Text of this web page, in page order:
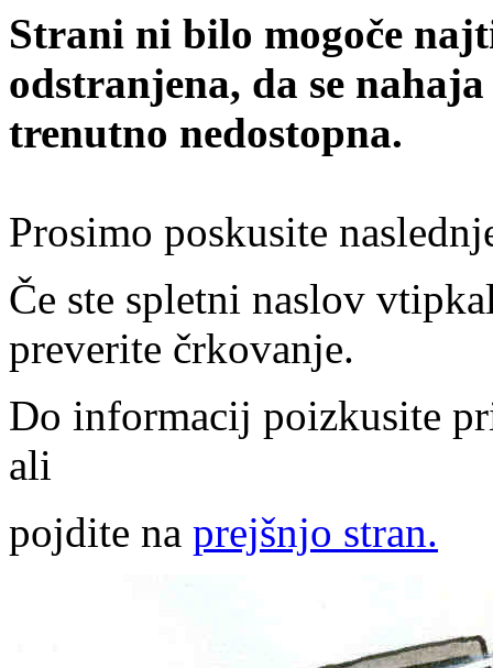
Strani ni bilo mogoče
odstranjena, da se
trenutno nedostopna.
Prosimo poskusite
Če ste spletni naslov
preverite črkovanje.
Do informacij poizkusite
ali
pojdite na prejšnjo stran.